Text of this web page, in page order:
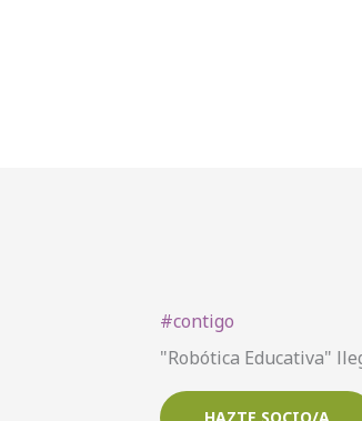
#contigo
"Robótica Educativa"